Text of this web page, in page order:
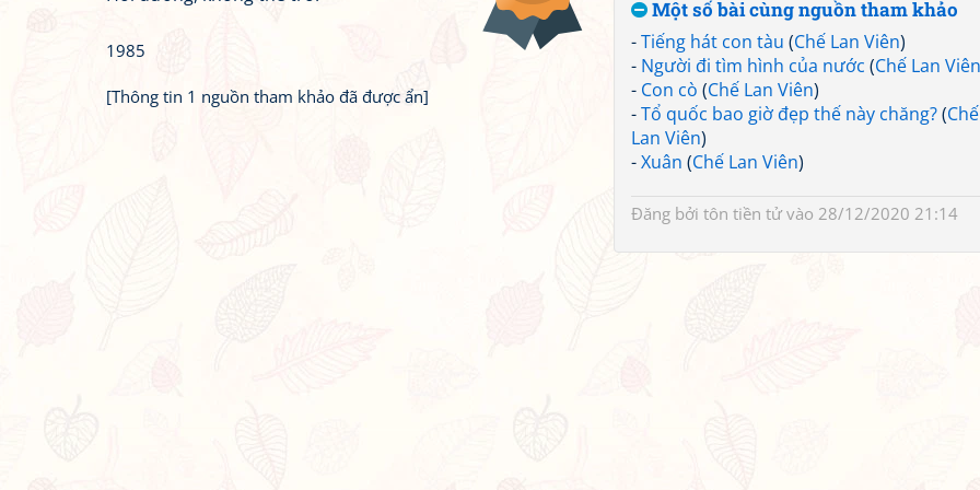
Một số bài cùng nguồn tham khảo
-Tiếng hát con tàu (Chế Lan Viên)
- Người đi tìm hình của nước (Chế Lan Viên
- Con cò (Chế Lan Viên)
-Tổ quốc bao giờ đẹp thế này chăng?(Chế
Lan Viên)
-Xuân (Chế Lan Viên)
Đăng bởi tôn tiền tửvào 28/12/2020 21:14
1985
[Thông tin 1 nguồn tham khảo đã được ẩn]